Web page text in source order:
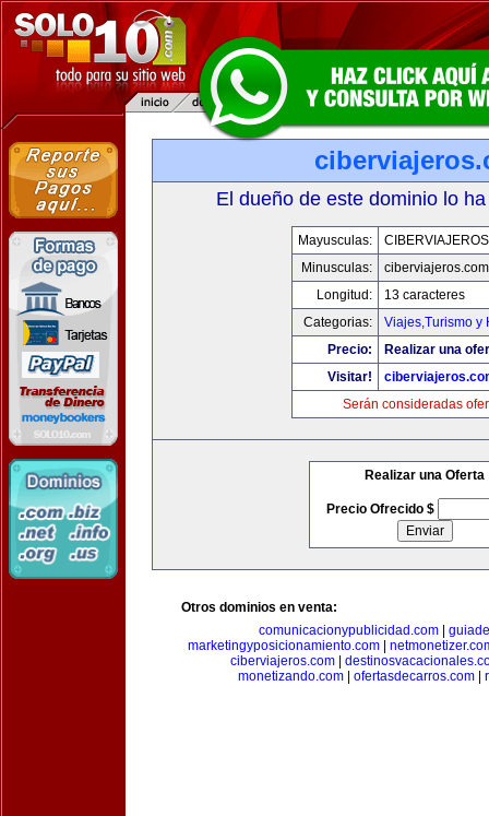
El dueño de este dominio lo
Mayusculas:
Minusculas:
ciberviajeros.com
Longitud:
13 caracteres
Categorias:
Viajes,Turismo y
Precio:
Realizar una
Visitar!
Serán consideradas
Realizar una Oferta
Precio Ofrecido $
Otros dominios en venta:
comunicacionypublicidad.com
marketingyposicionamiento.com|
ciberviajeros.com
monetizando.com| ofertasdecarros.com|